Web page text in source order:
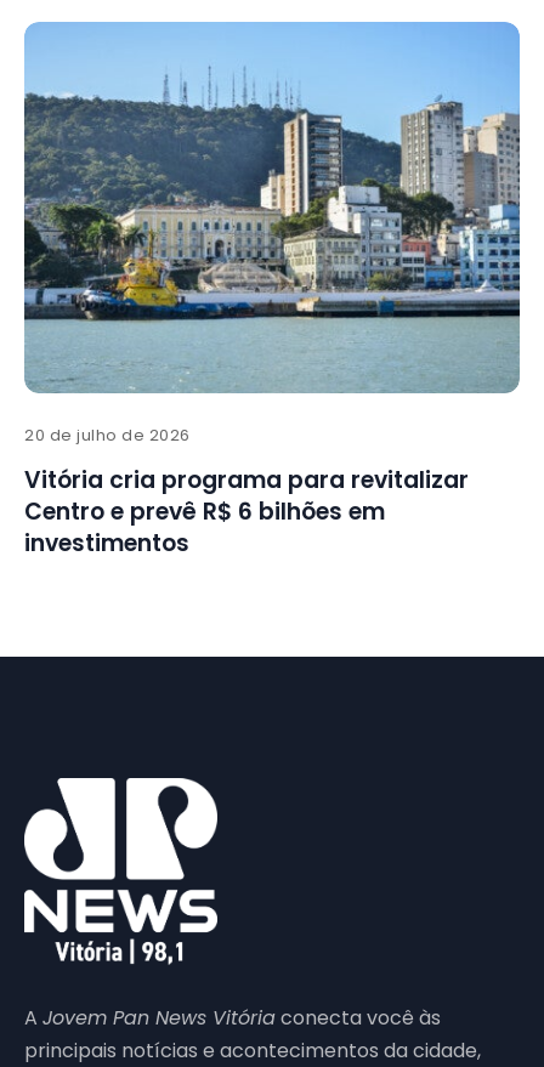
20 de julho de 2026
Vitória cria programa para revitalizar
Centro e prevê R$ 6 bilhões em
investimentos
A Jovem Pan News Vitóriaconecta você às
principais notícias e acontecimentos da cidade,